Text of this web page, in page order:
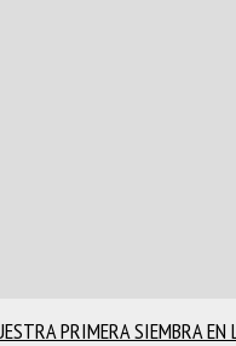
PRIMERA SIEMBRA EN